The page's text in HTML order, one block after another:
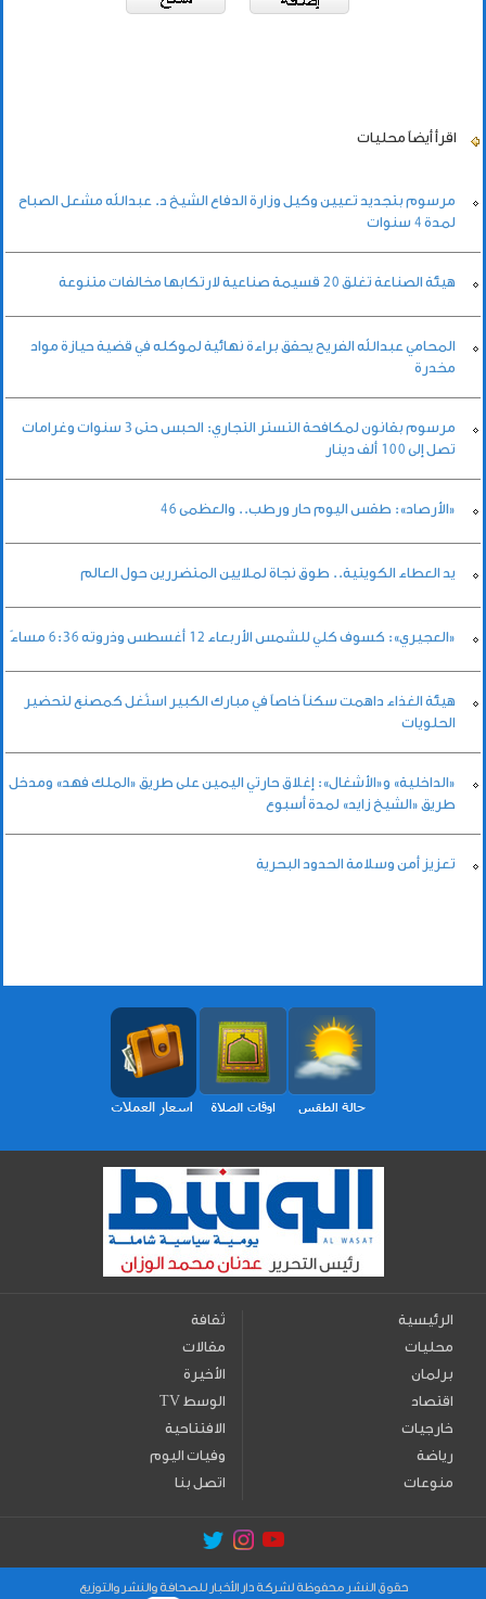
اقرأ أيضاً محليات
مرسوم بتجديد تعيين وكيل وزارة الدفاع الشيخ د. عبدالله مشعل الصباح
لمدة 4 سنوات
هيئة الصناعة تغلق 20 قسيمة صناعية لارتكابها مخالفات متنوعة
المحامي عبدالله الفريح يحقق براءة نهائية لموكله في قضية حيازة مواد
مخدرة
مرسوم بقانون لمكافحة التستر التجاري: الحبس حتى 3 سنوات وغرامات
تصل إلى 100 ألف دينار
«الأرصاد»: طقس اليوم حار ورطب.. والعظمى 46
يد العطاء الكويتية.. طوق نجاة لملايين المتضررين حول العالم
«العجيري»: كسوف كلي للشمس الأربعاء 12 أغسطس وذروته 6:36 مساءً
هيئة الغذاء داهمت سكناً خاصاً في مبارك الكبير استُغل كمصنع لتحضير
الحلويات
«الداخلية» و«الأشغال»: إغلاق حارتي اليمين على طريق «الملك فهد» ومدخل
طريق «الشيخ زايد» لمدة أسبوع
تعزيز أمن وسلامة الحدود البحرية
الرئيسية
محليات
برلمان
اقتصاد
خارجيات
رياضة
منوعات
ثقافة
مقالات
الأخيرة
TV الوسط
الافتتاحية
وفيات اليوم
اتصل بنا
حقوق النشر محفوظة لشركة دار الأخبار للصحافة والنشر والتوزيع